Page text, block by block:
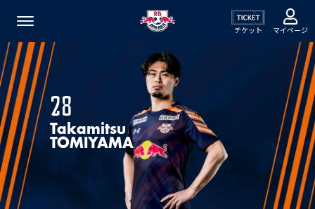
チケット マイページ
28
Takamitsu
TOMIYAMA